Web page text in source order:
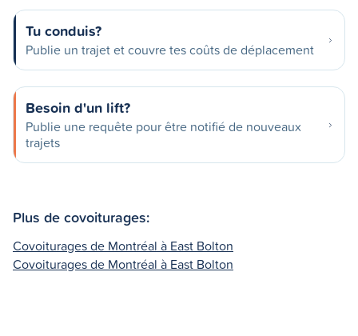
Tu conduis?
Publie un trajet et couvre tes coûts de déplacement
Besoin d'un lift?
Publie une requête pour être notifié de nouveaux
trajets
Plus de covoiturages:
Covoiturages de Montréal à East Bolton
Covoiturages de Montréal à East Bolton